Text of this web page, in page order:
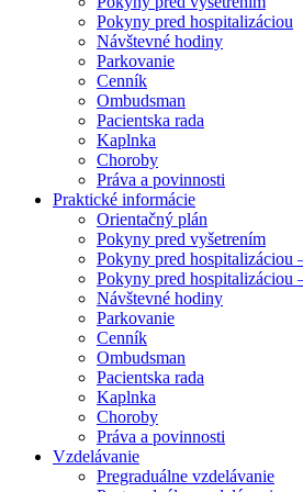
Pokyny pred hospitalizáciou
Návštevné hodiny
Parkovanie
Cenník
Ombudsman
Pacientska rada
Kaplnka
Choroby
Práva a povinnosti
Praktické informácie
Orientačný plán
Pokyny pred vyšetrením
Pokyny pred hospitalizáciou
Pokyny pred hospitalizáciou
Návštevné hodiny
Parkovanie
Cenník
Ombudsman
Pacientska rada
Kaplnka
Choroby
Práva a povinnosti
Vzdelávanie
Pregraduálne vzdelávanie